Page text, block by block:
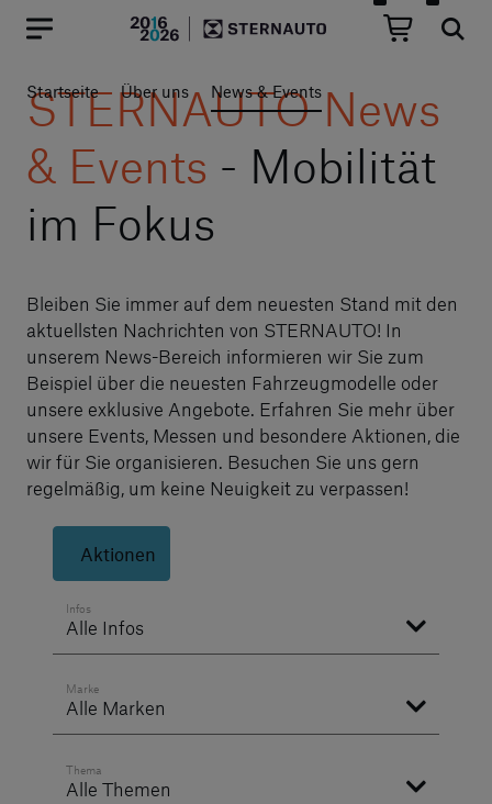
Hauptregion der Seite
Startseite Über uns News & Events
STERNAUTO News
& Events - Mobilität
im Fokus
Bleiben Sie immer auf dem neuesten Stand mit den
aktuellsten Nachrichten von STERNAUTO! In
unserem News-Bereich informieren wir Sie zum
Beispiel über die neuesten Fahrzeugmodelle oder
unsere exklusive Angebote. Erfahren Sie mehr über
unsere Events, Messen und besondere Aktionen, die
wir für Sie organisieren. Besuchen Sie uns gern
regelmäßig, um keine Neuigkeit zu verpassen!
Aktionen
Infos
Alle Infos
Marke
Alle Marken
Thema
Alle Themen